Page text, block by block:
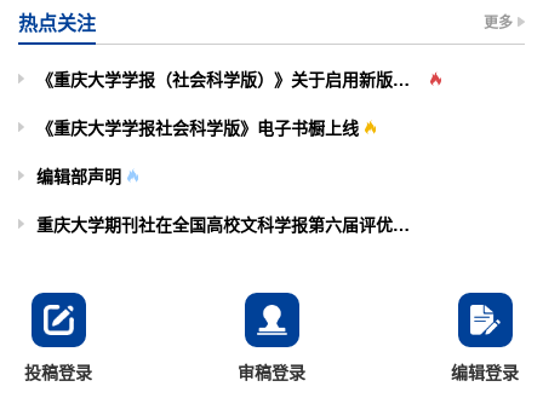
热点关注 更多
《重庆大学学报（社会科学版）》关于启用新版投审稿系统的通知
《重庆大学学报社会科学版》电子书橱上线
编辑部声明
重庆大学期刊社在全国高校文科学报第六届评优活动中获佳绩
投稿登录 审稿登录 编辑登录